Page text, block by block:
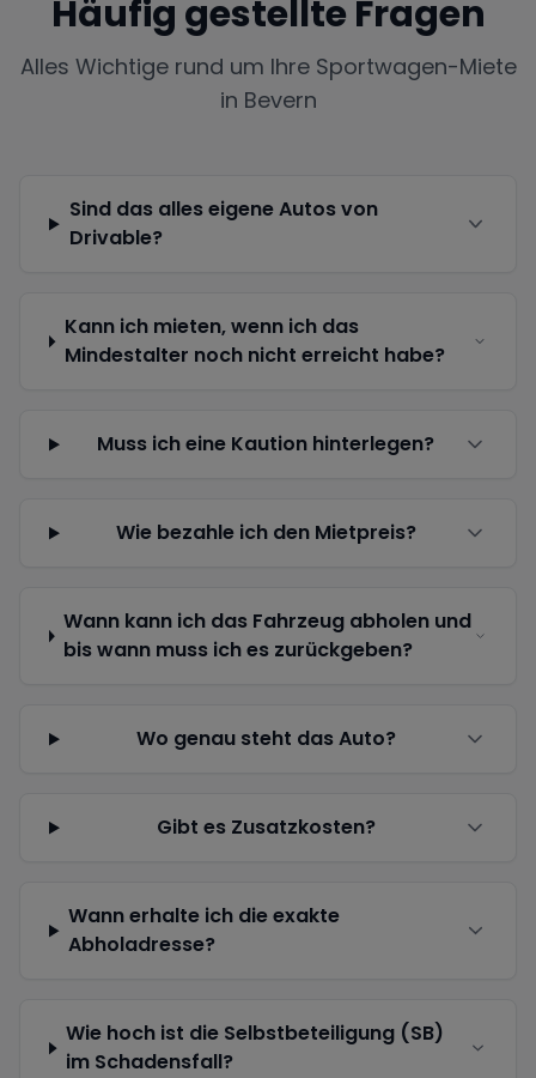
Häufig gestellte Fragen
Alles Wichtige rund um Ihre Sportwagen-Miete
in Bevern
Sind das alles eigene Autos von
Drivable?
Kann ich mieten, wenn ich das
Mindestalter noch nicht erreicht habe?
Muss ich eine Kaution hinterlegen?
Wie bezahle ich den Mietpreis?
Wann kann ich das Fahrzeug abholen und
bis wann muss ich es zurückgeben?
Wo genau steht das Auto?
Gibt es Zusatzkosten?
Wann erhalte ich die exakte
Abholadresse?
Wie hoch ist die Selbstbeteiligung (SB)
im Schadensfall?